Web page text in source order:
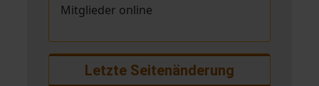
Mitglieder online
Letzte Seitenänderung